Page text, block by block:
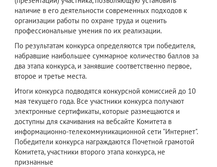
наличие в его деятельности современных подходов к
организации работы по охране труда и оценить
профессиональные умения по их реализации.
По результатам конкурса определяются три победителя,
набравшие наибольшее суммарное количество баллов за
два этапа конкурса, и занявшие соответственно первое,
второе и третье места.
Итоги конкурса подводятся конкурсной комиссией до 10
мая текущего года. Все участники конкурса получают
электронные сертификаты, которые размещаются и
доступны для скачивания на веб­сайте Комитета в
информационно-телекоммуникационной сети "Интернет".
Победители конкурса награждаются Почетной грамотой
Комитета, участники второго этапа конкурса, не
признанные